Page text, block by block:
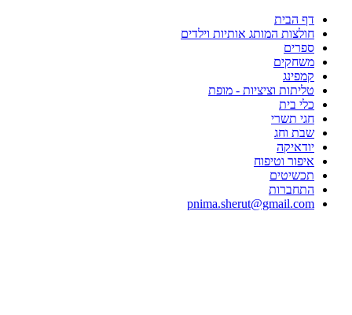
דף הבית
חולצות המותג אותיות וילדים
ספרים
משחקים
קמפינג
טליתות וציציות - מופת
כלי בית
חגי תשרי
שבת וחג
יודאיקה
איפור וטיפוח
תכשיטים
התחברות
pnima.sherut@gmail.com